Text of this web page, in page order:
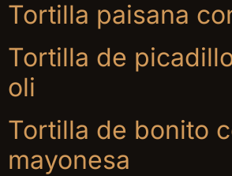
Tortilla paisana
Tortilla de
oli
Tortilla de bonito
mayonesa